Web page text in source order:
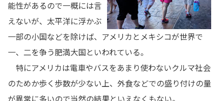
能性があるので一概には言
えないが、太平洋に浮かぶ
一部の小国などを除けば、アメリカとメキシコが世界で
一、二を争う肥満大国といわれている。
特にアメリカは電車やバスをあまり使わないクルマ社会
のためか歩く歩数が少ない上、外食などでの盛り付けの量
が異常に多いので当然の結果といえなくもない。